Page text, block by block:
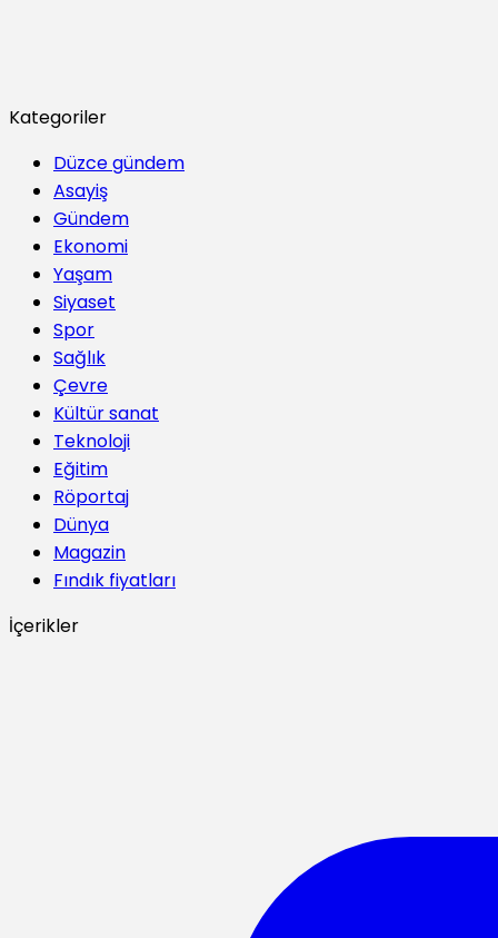
Kategoriler
Düzce gündem
Asayiş
Gündem
Ekonomi
Yaşam
Siyaset
Spor
Sağlık
Çevre
Kültür sanat
Teknoloji
Eğitim
Röportaj
Dünya
Magazin
Fındık fiyatları
İçerikler